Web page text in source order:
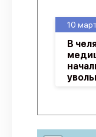
10
В